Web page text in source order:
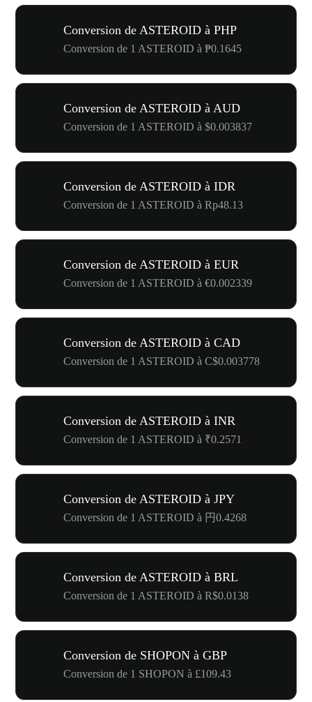
Conversion de ASTEROID à PHP
Conversion de 1 ASTEROID à ₱0.1645
Conversion de ASTEROID à AUD
Conversion de 1 ASTEROID à $0.003837
Conversion de ASTEROID à IDR
Conversion de 1 ASTEROID à Rp48.13
Conversion de ASTEROID à EUR
Conversion de 1 ASTEROID à €0.002339
Conversion de ASTEROID à CAD
Conversion de 1 ASTEROID à C$0.003778
Conversion de ASTEROID à INR
Conversion de 1 ASTEROID à ₹0.2571
Conversion de ASTEROID à JPY
Conversion de 1 ASTEROID à 円0.4268
Conversion de ASTEROID à BRL
Conversion de 1 ASTEROID à R$0.0138
Conversion de SHOPON à GBP
Conversion de 1 SHOPON à £109.43